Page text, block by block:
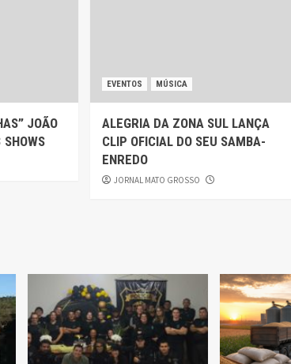
JOÃO
SHOWS
EVENTOS MÚSICA
ALEGRIA DA ZONA SUL LANÇA
CLIP OFICIAL DO SEU SAMBA-
ENREDO
JORNAL MATO GROSSO